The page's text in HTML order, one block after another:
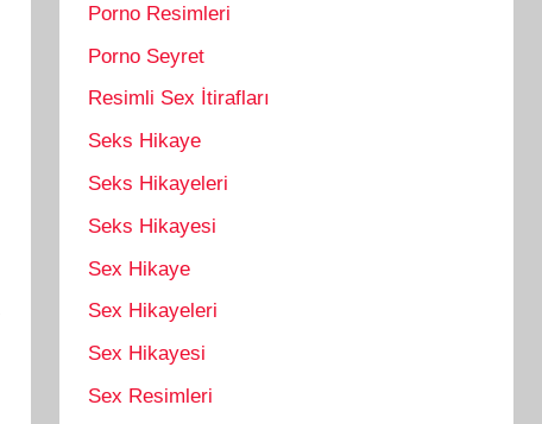
Porno Resimleri
Porno Seyret
Resimli Sex İtirafları
Seks Hikaye
Seks Hikayeleri
Seks Hikayesi
Sex Hikaye
Sex Hikayeleri
Sex Hikayesi
Sex Resimleri